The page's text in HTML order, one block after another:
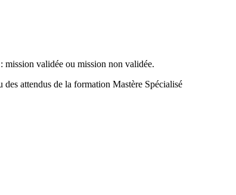
mission validée ou mission non validée.
attendus de la formation Mastère Spécialisé